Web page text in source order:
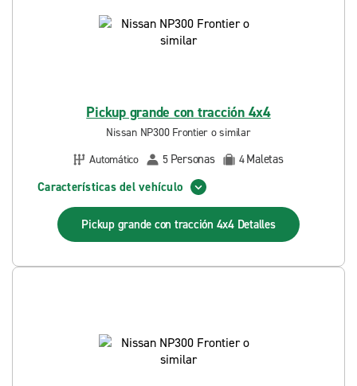
Pickup grande con tracción 4x4
Nissan NP300 Frontier o similar
Automático
5 Personas 4Maletas
Características del vehículo
Pickup grande con tracción 4x4 Detalles